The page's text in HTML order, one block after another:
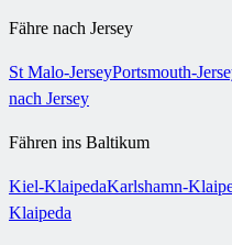
Fähre nach Jersey
St Malo-JerseyPortsmouth-
nach Jersey
Fähren ins Baltikum
Kiel-KlaipedaKarlshamn-
Klaipeda